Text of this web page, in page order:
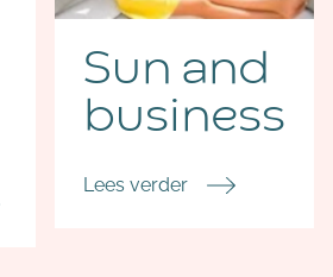
Sun and
business
Lees verder